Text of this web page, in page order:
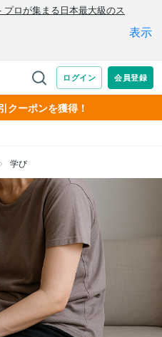
クーポンを獲得！
学び